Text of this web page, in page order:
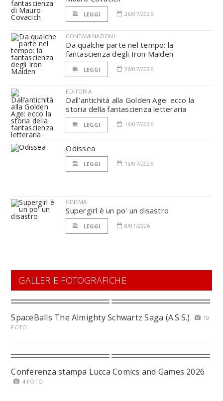
LEGGI 26/07/2026
CONTAMINAZIONI
Da qualche parte nel tempo: la
fantascienza degli Iron Maiden
LEGGI 26/07/2026
EDITORIA
Dall’antichità alla Golden Age: ecco la
storia della fantascienza letteraria
LEGGI 16/07/2026
Odissea
LEGGI 15/07/2026
CINEMA
Supergirl è un po' un disastro
LEGGI 8/07/2026
GALLERIE FOTOGRAFICHE
SpaceBalls The Almighty Schwartz Saga (A.S.S.)
10
FOTO
Conferenza stampa Lucca Comics and Games 2026
4 FOTO